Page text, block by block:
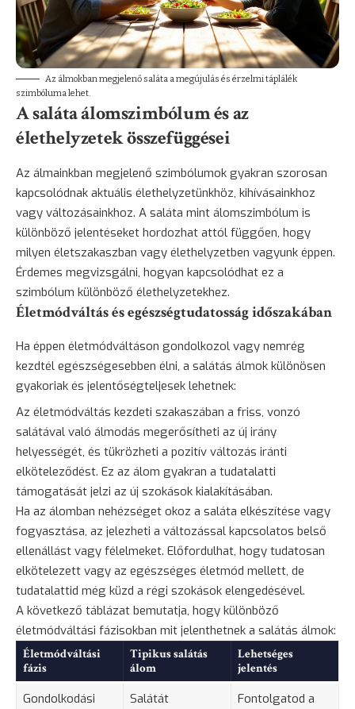
Az álmokban megjelenő saláta a megújulás és érzelmi táplálék
szimbóluma lehet.
A saláta álomszimbólum és az
élethelyzetek összefüggései
Az álmainkban megjelenő szimbólumok gyakran szorosan
kapcsolódnak aktuális élethelyzetünkhöz, kihívásainkhoz
vagy változásainkhoz. A saláta mint álomszimbólum is
különböző jelentéseket hordozhat attól függően, hogy
milyen életszakaszban vagy élethelyzetben vagyunk éppen.
Érdemes megvizsgálni, hogyan kapcsolódhat ez a
szimbólum különböző élethelyzetekhez.
Életmódváltás és egészségtudatosság időszakában
Ha éppen életmódváltáson gondolkozol vagy nemrég
kezdtél egészségesebben élni, a salátás álmok különösen
gyakoriak és jelentőségteljesek lehetnek:
Az életmódváltás kezdeti szakaszában a friss, vonzó
salátával való álmodás megerősítheti az új irány
helyességét, és tükrözheti a pozitív változás iránti
elköteleződést. Ez az álom gyakran a tudatalatti
támogatását jelzi az új szokások kialakításában.
Ha az álomban nehézséget okoz a saláta elkészítése vagy
fogyasztása, az jelezheti a változással kapcsolatos belső
ellenállást vagy félelmeket. Előfordulhat, hogy tudatosan
elkötelezett vagy az egészséges életmód mellett, de
tudatalattid még küzd a régi szokások elengedésével.
A következő táblázat bemutatja, hogy különböző
életmódváltási fázisokban mit jelenthetnek a salátás álmok:
Életmódváltási
fázis
Tipikus salátás
álom
Lehetséges
jelentés
Gondolkodási
Salátát
Fontolgatod a